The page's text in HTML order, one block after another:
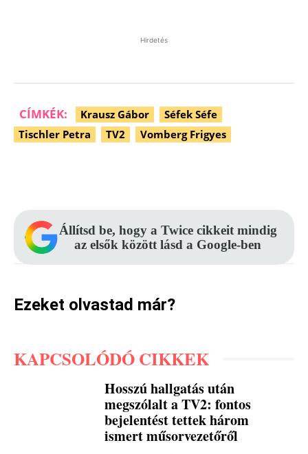
Hirdetés
CÍMKÉK: Krausz Gábor
Séfek Séfe
Tischler Petra
TV2 Vomberg Frigyes
Állítsd be, hogy a Twice cikkeit mindig
az elsők között lásd a Google-ben
Ezeket olvastad már?
KAPCSOLÓDÓ CIKKEK
Hosszú hallgatás után
megszólalt a TV2: fontos
bejelentést tettek három
ismert műsorvezetőről